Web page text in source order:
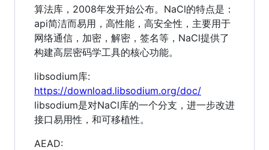
算法库，2008年发开始公布。NaCl的特点是：
api简洁而易用，高性能，高安全性，主要用于
网络通信，加密，解密，签名等，NaCl提供了
构建高层密码学工具的核心功能。
libsodium库:
https://download.libsodium.org/doc/
libsodium是对NaCl库的一个分支，进一步改进
接口易用性，和可移植性。
AEAD: